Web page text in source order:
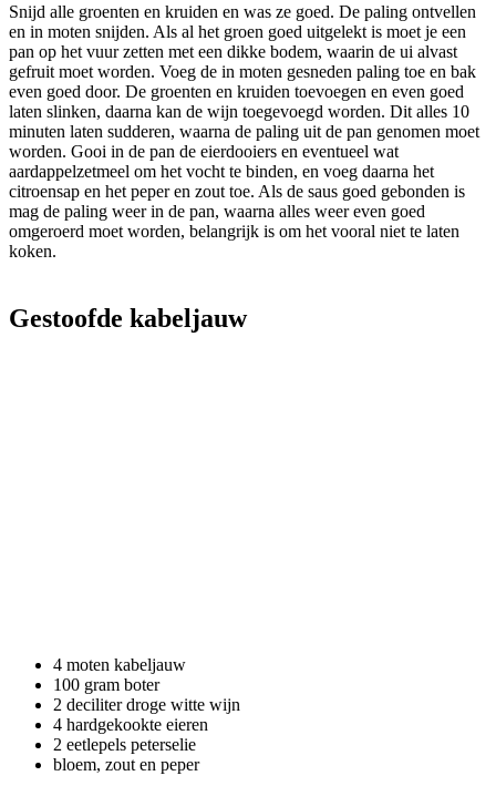
Snijd alle groenten en kruiden en was ze goed. De paling ontvellen
en in moten snijden. Als al het groen goed uitgelekt is moet je een
pan op het vuur zetten met een dikke bodem, waarin de ui alvast
gefruit moet worden. Voeg de in moten gesneden paling toe en bak
even goed door. De groenten en kruiden toevoegen en even goed
laten slinken, daarna kan de wijn toegevoegd worden. Dit alles 10
minuten laten sudderen, waarna de paling uit de pan genomen moet
worden. Gooi in de pan de eierdooiers en eventueel wat
aardappelzetmeel om het vocht te binden, en voeg daarna het
citroensap en het peper en zout toe. Als de saus goed gebonden is
mag de paling weer in de pan, waarna alles weer even goed
omgeroerd moet worden, belangrijk is om het vooral niet te laten
koken.
Gestoofde kabeljauw
4 moten kabeljauw
100 gram boter
2 deciliter droge witte wijn
4 hardgekookte eieren
2 eetlepels peterselie
bloem, zout en peper